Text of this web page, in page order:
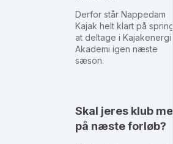
Derfor står Nappedam
Kajak helt klart på
at deltage i Kajakenergi
Akademi igen næste
sæson.
Skal jeres klub
på næste forløb?